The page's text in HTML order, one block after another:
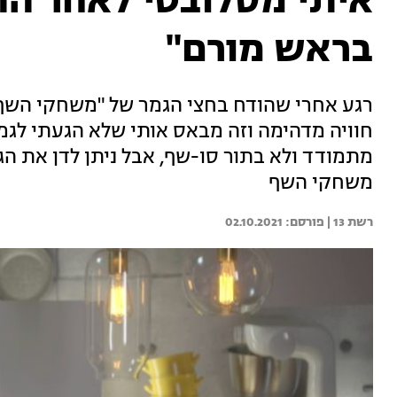
בראש מורם"
רגע אחרי שהודח בחצי הגמר של "משחקי
חוויה מדהימה וזה מבאס אותי שלא הגעתי
מתמודד ולא בתור סו-שף, אבל ניתן לדן את
משחקי השף
רשת 13 | 02.10.2021